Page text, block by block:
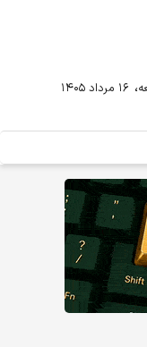
، ۱۶ مرداد ۱۴۰۵